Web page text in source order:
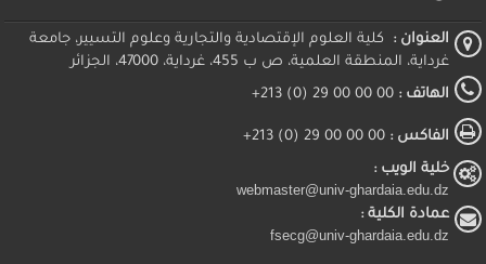
العنوان : كلية العلوم الإقتصادية والتجارية وعلوم التسيير، جامعة
غرداية، المنطقة العلمية، ص ب 455، غرداية، 47000، الجزائر
الهاتف : 00 00 00 29 (0) 213+
الفاكس : 00 00 00 29 (0) 213+
خلية الويب :
webmaster@univ-ghardaia.edu.dz
عمادة الكلية :
fsecg@univ-ghardaia.edu.dz